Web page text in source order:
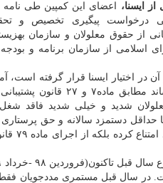
ایسنا،
اعضای این کمپین طی نامه
درخواست پیگیری تخصیص و
از حقوق معلولان و سازمان
از سازمان برنامه و بودجه
در اختیار ایسنا قرار گرفته است،
است: به استحضار می رساند مطابق ماده۷ و ۲۷ قانون
شدید و خیلی شدید فاقد
حداقل دستمزد سالانه و حق